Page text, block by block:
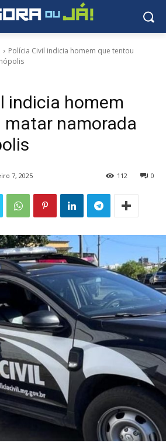
Polícia Civil indicia homem que tentou
indicia homem
namorada
7, 2025 0
112